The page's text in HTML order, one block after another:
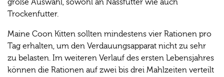
große Auswahl, sowohl an Nassfutter wie auch
Trockenfutter.
Maine Coon Kitten sollten mindestens vier Rationen pro
Tag erhalten, um den Verdauungsapparat nicht zu sehr
zu belasten. Im weiteren Verlauf des ersten Lebensjahres
können die Rationen auf zwei bis drei Mahlzeiten verteilt